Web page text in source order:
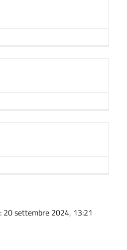
: 20 settembre 2024, 13:21